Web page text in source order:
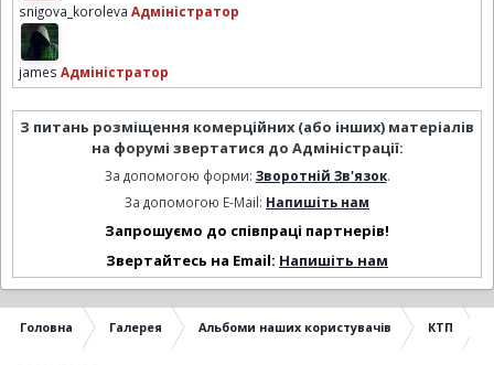
snigova_koroleva Адміністратор
james Адміністратор
З питань розміщення комерційних (або інших) матеріалів
на форумі звертатися до Адміністрації:
За допомогою форми: Зворотній Зв'язок.
За допомогою E-Mail: Напишіть нам
Запрошуємо до співпраці партнерів!
Звертайтесь на Email: Напишіть нам
Головна Галерея Альбоми наших користувачів КТП